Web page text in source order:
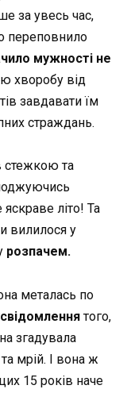
за увесь час,
переповнило
мужності не
хворобу від
завдавати їм
страждань.
стежкою та
літо! Та
вилилося у
розпачем.
металась по
того,
згадувала
мрій. І вона ж
15 років наче